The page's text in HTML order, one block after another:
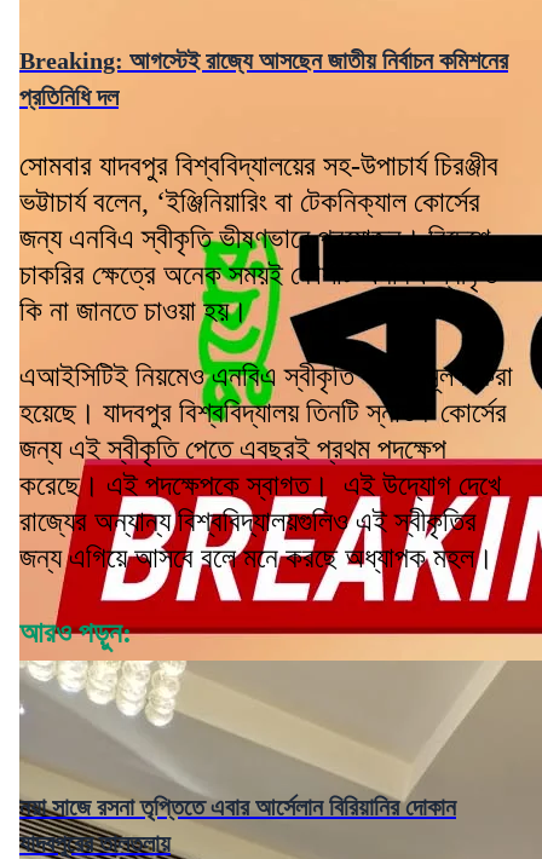
Breaking: আগস্টেই রাজ্যে আসছেন জাতীয় নির্বাচন কমিশনের
প্রতিনিধি দল
সোমবার যাদবপুর বিশ্ববিদ্যালয়ের সহ-উপাচার্য চিরঞ্জীব
ভট্টাচার্য বলেন, ‘ইঞ্জিনিয়ারিং বা টেকনিক্যাল কোর্সের
জন্য এনবিএ স্বীকৃতি ভীষণভাবে প্রয়োজন। বিদেশে
চাকরির ক্ষেত্রে অনেক সময়ই কোর্সটি এনবিএ স্বীকৃত
কি না জানতে চাওয়া হয়।
এআইসিটিই নিয়মেও এনবিএ স্বীকৃতি বাধ্যতামূলক করা
হয়েছে। যাদবপুর বিশ্ববিদ্যালয় তিনটি স্নাতক কোর্সের
জন্য এই স্বীকৃতি পেতে এবছরই প্রথম পদক্ষেপ
করেছে। এই পদক্ষেপকে স্বাগত। এই উদ্যোগ দেখে
রাজ্যের অন্যান্য বিশ্ববিদ্যালয়গুলিও এই স্বীকৃতির
জন্য এগিয়ে আসবে বলে মনে করছে অধ্যাপক মহল।
আরও পড়ুন:
নয়া সাজে রসনা তৃপ্তিতে এবার আর্সেলান বিরিয়ানির দোকান
যাদবপুরের তালতলায়